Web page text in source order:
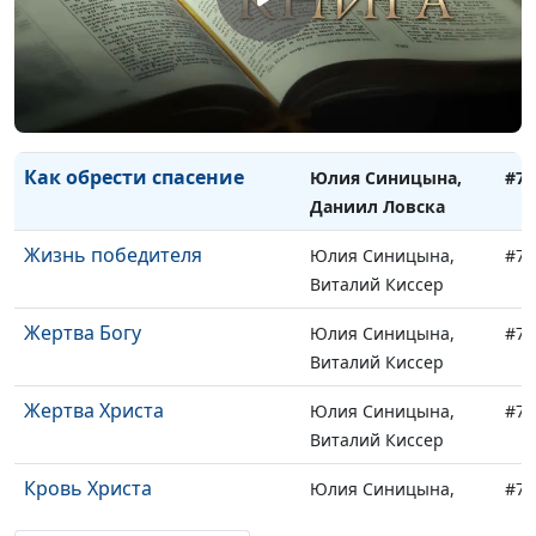
Обязательства перед
ближними
Юлия Синицына,
Даниил Ловска
Дружба с Богом
Юлия Синицына,
Даниил Ловска
Как обрести спасение
Юлия Синицына,
Даниил Ловска
Жизнь победителя
Юлия Синицына,
Виталий Киссер
Жертва Богу
Юлия Синицына,
Виталий Киссер
Жертва Христа
Юлия Синицына,
Виталий Киссер
Кровь Христа
Юлия Синицына,